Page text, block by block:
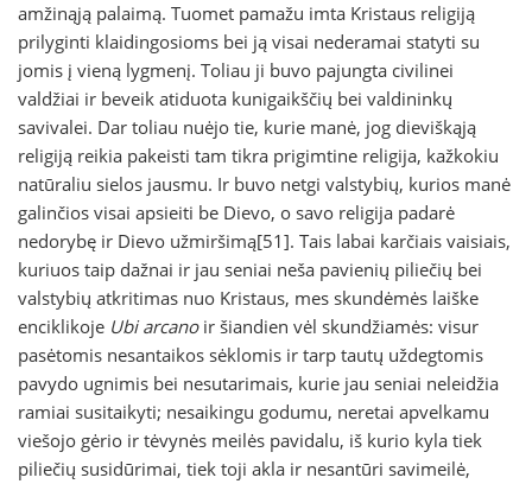
amžinąją palaimą. Tuomet pamažu imta Kristaus religiją
prilyginti klaidingosioms bei ją visai nederamai statyti su
jomis į vieną lygmenį. Toliau ji buvo pajungta civilinei
valdžiai ir beveik atiduota kunigaikščių bei valdininkų
savivalei. Dar toliau nuėjo tie, kurie manė, jog dieviškąją
religiją reikia pakeisti tam tikra prigimtine religija, kažkokiu
natūraliu sielos jausmu. Ir buvo netgi valstybių, kurios manė
galinčios visai apsieiti be Dievo, o savo religija padarė
nedorybę ir Dievo užmiršimą[51]. Tais labai karčiais vaisiais,
kuriuos taip dažnai ir jau seniai neša pavienių piliečių bei
valstybių atkritimas nuo Kristaus, mes skundėmės laiške
enciklikoje Ubi arcanoir šiandien vėl skundžiamės: visur
pasėtomis nesantaikos sėklomis ir tarp tautų uždegtomis
pavydo ugnimis bei nesutarimais, kurie jau seniai neleidžia
ramiai susitaikyti; nesaikingu godumu, neretai apvelkamu
viešojo gėrio ir tėvynės meilės pavidalu, iš kurio kyla tiek
piliečių susidūrimai, tiek toji akla ir nesantūri savimeilė,